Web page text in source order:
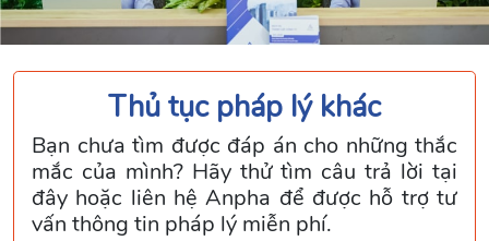
Thủ tục pháp lý khác
Bạn chưa tìm được đáp án cho những thắc
mắc của mình? Hãy thử tìm câu trả lời tại
đây hoặc liên hệ Anpha để được hỗ trợ tư
vấn thông tin pháp lý miễn phí.